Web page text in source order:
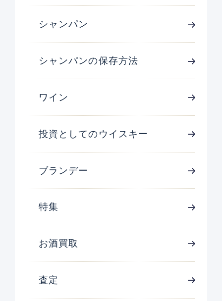
シャンパン
シャンパンの保存方法
ワイン
投資としてのウイスキー
ブランデー
特集
お酒買取
査定